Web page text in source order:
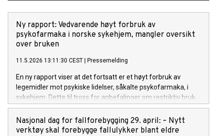
Ny rapport: Vedvarende høyt forbruk av
psykofarmaka i norske sykehjem, mangler oversikt
over bruken
11.5.2026 13:11:30 CEST | Pressemelding
En ny rapport viser at det fortsatt er et høyt forbruk av
legemidler mot psykiske lidelser, såkalte psykofarmaka, i
sykehjem. Dette til tross for anbefalinger om restriktiv bruk,
spesielt overfor personer med demens. Rapporten
anbefaler et legemiddelregister for sykehjemspasienter, noe
som mangler i Norge.
Nasjonal dag for fallforebygging 29. april: – Nytt
verktøy skal forebygge fallulykker blant eldre